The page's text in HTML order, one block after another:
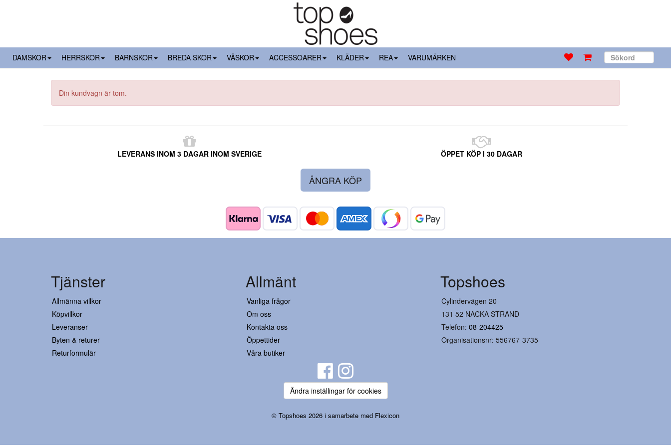
DAMSKOR HERRSKOR BARNSKOR BREDA SKOR VÄSKOR ACCESSOARER KLÄDER REA VARUMÄRKEN
Din kundvagn är tom.
LEVERANS INOM 3 DAGAR INOM SVERIGE ÖPPET KÖP I 30 DAGAR
ÅNGRA KÖP
Tjänster
Allmänna villkor
Köpvillkor
Leveranser
Byten & returer
Returformulär
Allmänt
Vanliga frågor
Om oss
Kontakta oss
Öppettider
Våra butiker
Topshoes
Cylindervägen 20
131 52 NACKA STRAND
Telefon: 08-204425
Organisationsnr: 556767-3735
Ändra inställingar för cookies
© Topshoes 2026 i samarbete med Flexicon